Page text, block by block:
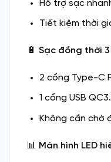
Hỗ trợ sạc
Tiết kiệm thời
🔋 Sạc đồng thời
2 cổng Type-C
1 cổng USB
Không cần chờ
📊 Màn hình LED